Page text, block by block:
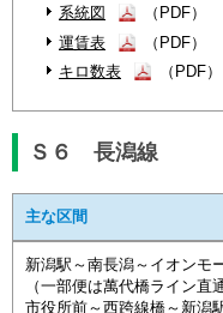
系統図
（PDF）
運賃表
（PDF）
キロ数表
（PDF）
Ｓ６ 長潟線
主な区間
新潟駅～南長潟～イオンモ
（一部便は萬代橋ライン直
市役所前～西跨線橋～新潟